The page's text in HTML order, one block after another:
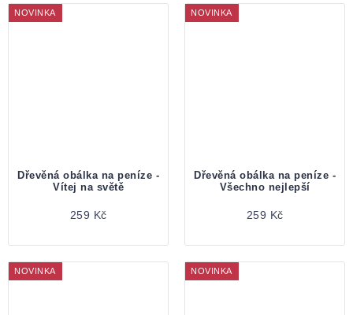
NOVINKA
Dřevěná obálka na peníze -
Vítej na světě
259 Kč
NOVINKA
Dřevěná obálka na peníze -
Všechno nejlepší
259 Kč
NOVINKA NOVINKA